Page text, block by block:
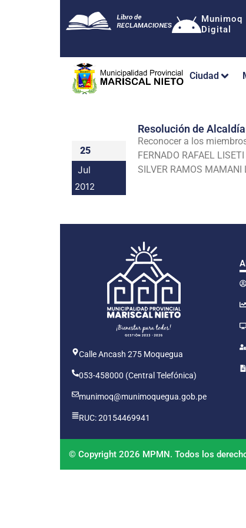
Munimoq
Digital
Ciudad
25
Jul
2012
Resolución de
Reconocer a los
FERNADO RAFAEL
SILVER RAMOS
Calle Ancash 275 Moquegua
053-458000 (Central Telefónica)
munimoq@munimoquegua.gob.pe
RUC: 20154469941
© Copyright 2026 MPMN. Todos los